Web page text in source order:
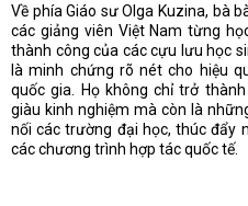
Về phía Giáo sư Olga Kuzina, bà
các giảng viên Việt Nam từng
thành công của các cựu lưu học
là minh chứng rõ nét cho hiệu
quốc gia. Họ không chỉ trở
giàu kinh nghiệm mà còn là
nối các trường đại học, thúc đẩy
các chương trình hợp tác quốc tế.